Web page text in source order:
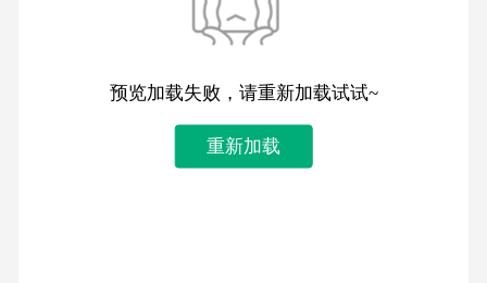
预览加载失败，请重新加载试试~
重新加载